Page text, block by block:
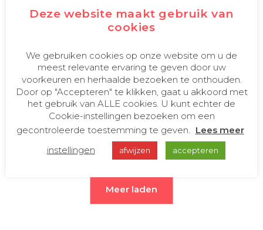
werkomgeving (inclusief tips)
Wie kunnen we langer missen? De directeur of
schoonmaak in een kantoor- en werkomgeving.
Schoonmaken is voor de meesten onder ons
geen…
Lees de volledige blog
Meer laden
Deze website maakt gebruik van
cookies
We gebruiken cookies op onze website om u de
meest relevante ervaring te geven door uw
voorkeuren en herhaalde bezoeken te onthouden.
Door op "Accepteren" te klikken, gaat u akkoord met
het gebruik van ALLE cookies. U kunt echter de
Cookie-instellingen bezoeken om een
gecontroleerde toestemming te geven.
Lees meer
instellingen
afwijzen accepteren